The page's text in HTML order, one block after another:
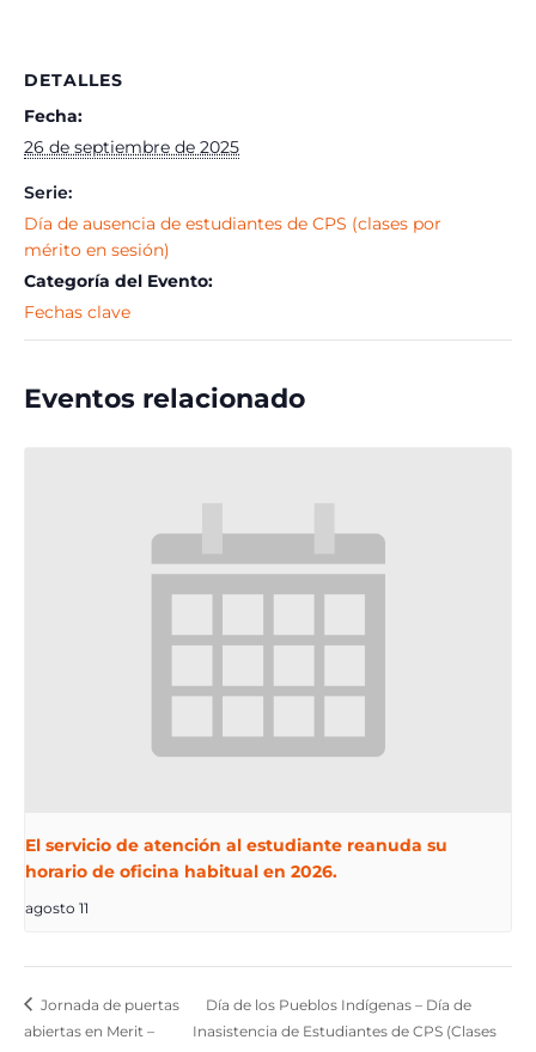
DETALLES
Fecha:
26 de septiembre de 2025
Serie:
Día de ausencia de estudiantes de CPS (clases por
mérito en sesión)
Categoría del Evento:
Fechas clave
Eventos relacionado
El servicio de atención al estudiante reanuda su
horario de oficina habitual en 2026.
agosto 11
Jornada de puertas
abiertas en Merit –
Día de los Pueblos Indígenas – Día de
Inasistencia de Estudiantes de CPS (Clases